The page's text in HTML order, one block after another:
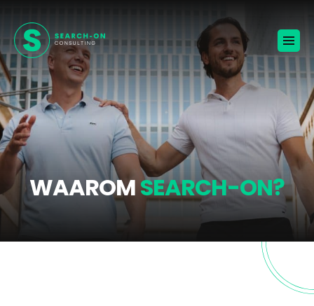
Voor werkgevers
Vacatures
Over ons
Blogs
Contact
Jouw carrière
🚀
WAAROMSEARCH-ON?